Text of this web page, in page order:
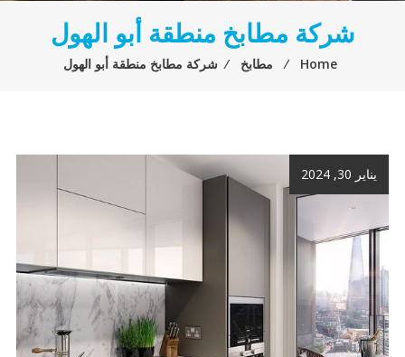
شركة مطابخ منطقة أبو الهول
Home
⁄ مطابخ ⁄ شركة مطابخ منطقة أبو الهول
يناير 30, 2024